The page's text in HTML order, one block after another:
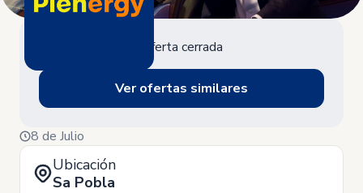
Oferta cerrada
Ver ofertas similares
8 de Julio
Ubicación
Sa Pobla